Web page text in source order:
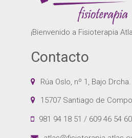
¡Bienvenido a Fisioterapia
Contacto
Rúa Oslo, nº 1, Bajo Drcha.
15707 Santiago de
981 94 18 51 / 609 46 54 60